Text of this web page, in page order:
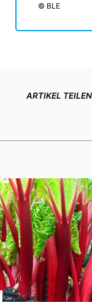
© BLE
ARTIKEL TEILEN